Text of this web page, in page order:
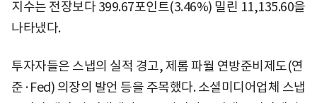
지수는 전장보다 399.67포인트(3.46%) 밀린 11,135.60을
나타냈다.
투자자들은 스냅의 실적 경고, 제롬 파월 연방준비제도(연
준·Fed) 의장의 발언 등을 주목했다. 소셜미디어업체 스냅